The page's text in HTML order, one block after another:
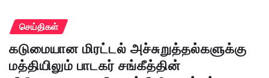
செய்திகள்
கடுமையான மிரட்டல் அச்சுறுத்தல்களுக்கு
மத்தியிலும் பாடகர் சங்கீத்தின்